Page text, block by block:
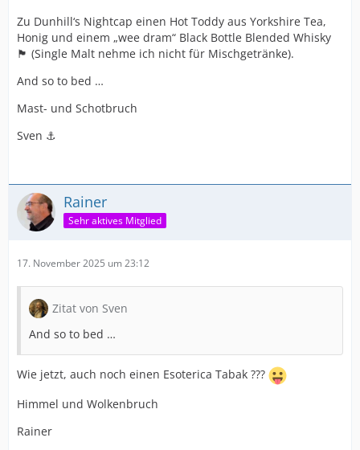
Zu Dunhill‘s Nightcap einen Hot Toddy aus Yorkshire Tea,
Honig und einem „wee dram“ Black Bottle Blended Whisky
🏴󠁧󠁢󠁳󠁣󠁴󠁿 (Single Malt nehme ich nicht für Mischgetränke).
And so to bed …
Mast- und Schotbruch
Sven ⚓️
Rainer
Sehr aktives Mitglied
17. November 2025 um 23:12
Zitat von Sven
And so to bed …
Wie jetzt, auch noch einen Esoterica Tabak ???
Himmel und Wolkenbruch
Rainer